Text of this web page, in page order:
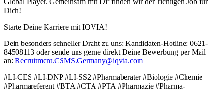
Dich!
Starte Deine Karriere mit IQVIA!
Dein besonders schneller Draht zu uns: Kandidaten-Hotline: 0621-
84508113 oder sende uns gerne direkt Deine Bewerbung per Mail
an: Recruitment.CSMS.Germany@iqvia.com
#LI-CES #LI-DNP #LI-SS2 #Pharmaberater #Biologie #Chemie
#Pharmareferent #BTA #CTA #PTA #Pharmazie #Pharma-